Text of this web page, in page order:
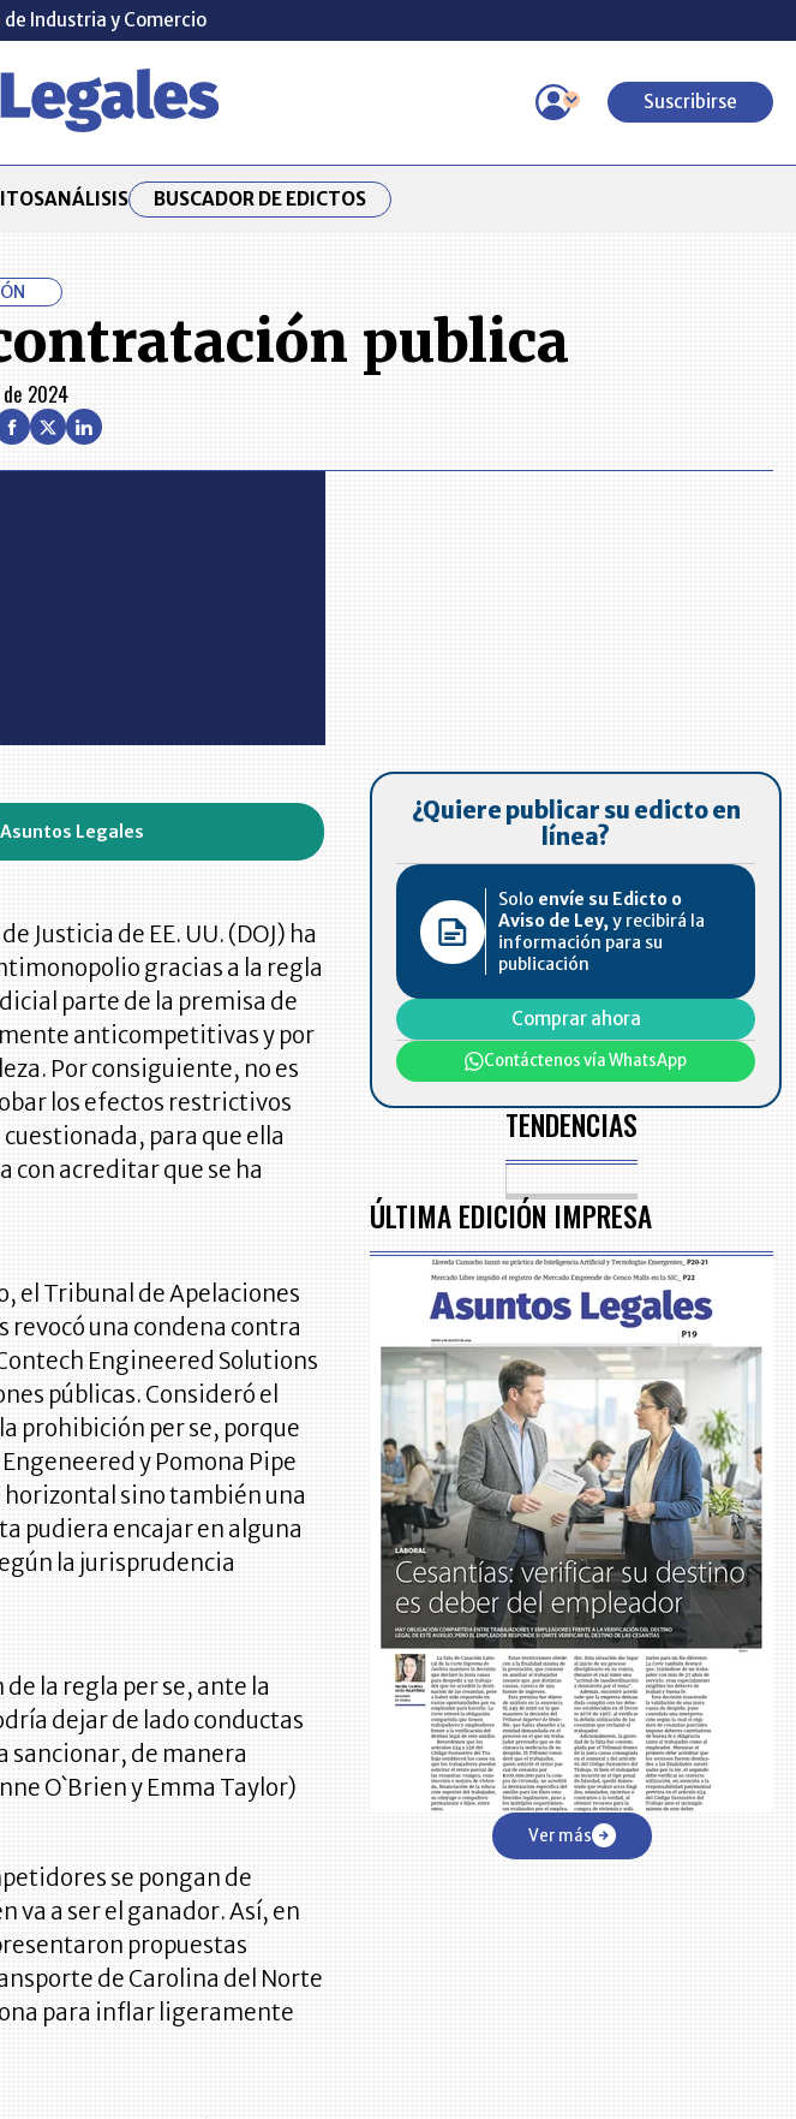
Industria y Comercio
Suscribirse
ANÁLISIS BUSCADOR DE EDICTOS
publica
2024
Legales
Justicia de EE. UU. (DOJ) ha
gracias a la regla
parte de la premisa de
anticompetitivas y por
Por consiguiente, no es
los efectos restrictivos
para que ella
con acreditar que se ha
el Tribunal de Apelaciones
revocó una condena contra
Engineered Solutions
públicas. Consideró el
prohibición per se, porque
y Pomona Pipe
horizontal sino también una
pudiera encajar en alguna
la jurisprudencia
la regla per se, ante la
dejar de lado conductas
sancionar, de manera
O`Brien y Emma Taylor)
se pongan de
va a ser el ganador. Así, en
propuestas
de Carolina del Norte
para inflar ligeramente
¿Quiere publicar su edicto en
línea?
Solo envíe su Edicto o
Aviso de Ley, y recibirá la
información para su
publicación
Comprar ahora
Contáctenos vía WhatsApp
TENDENCIAS
ÚLTIMA EDICIÓN IMPRESA
Ver más